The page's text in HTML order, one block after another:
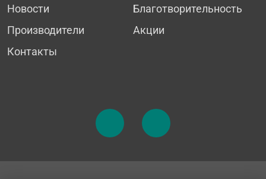
Новости
Производители
Контакты
Благотворительность
Акции